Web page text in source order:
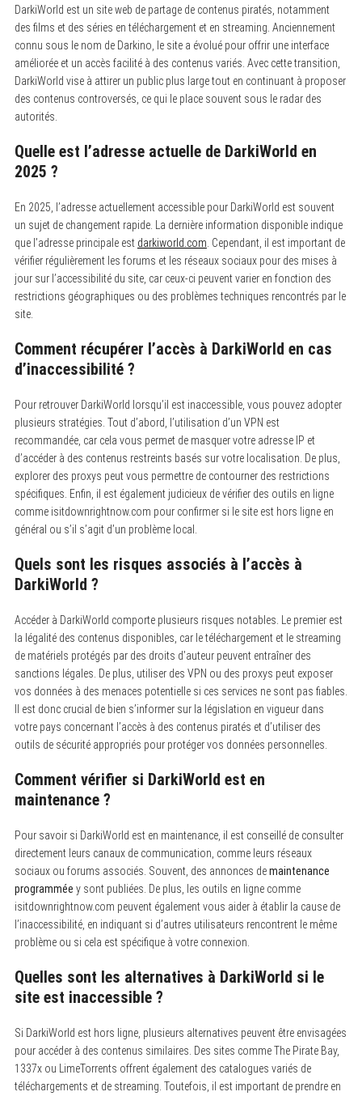
DarkiWorld est un site web de partage de contenus piratés, notamment
des films et des séries en téléchargement et en streaming. Anciennement
connu sous le nom de Darkino, le site a évolué pour offrir une interface
améliorée et un accès facilité à des contenus variés. Avec cette transition,
DarkiWorld vise à attirer un public plus large tout en continuant à proposer
des contenus controversés, ce qui le place souvent sous le radar des
autorités.
Quelle est l’adresse actuelle de DarkiWorld en
2025 ?
En 2025, l’adresse actuellement accessible pour DarkiWorld est souvent
un sujet de changement rapide. La dernière information disponible indique
que l’adresse principale est darkiworld.com . Cependant, il est important de
vérifier régulièrement les forums et les réseaux sociaux pour des mises à
jour sur l’accessibilité du site, car ceux-ci peuvent varier en fonction des
restrictions géographiques ou des problèmes techniques rencontrés par le
site.
Comment récupérer l’accès à DarkiWorld en cas
d’inaccessibilité ?
Pour retrouver DarkiWorld lorsqu’il est inaccessible, vous pouvez adopter
plusieurs stratégies. Tout d’abord, l’utilisation d’un VPN est
recommandée, car cela vous permet de masquer votre adresse IP et
d’accéder à des contenus restreints basés sur votre localisation. De plus,
explorer des proxys peut vous permettre de contourner des restrictions
spécifiques. Enfin, il est également judicieux de vérifier des outils en ligne
comme isitdownrightnow.com pour confirmer si le site est hors ligne en
général ou s’il s’agit d’un problème local.
Quels sont les risques associés à l’accès à
DarkiWorld ?
Accéder à DarkiWorld comporte plusieurs risques notables. Le premier est
la légalité des contenus disponibles, car le téléchargement et le streaming
de matériels protégés par des droits d’auteur peuvent entraîner des
sanctions légales. De plus, utiliser des VPN ou des proxys peut exposer
vos données à des menaces potentielle si ces services ne sont pas fiables.
Il est donc crucial de bien s’informer sur la législation en vigueur dans
votre pays concernant l’accès à des contenus piratés et d’utiliser des
outils de sécurité appropriés pour protéger vos données personnelles.
Comment vérifier si DarkiWorld est en
maintenance ?
Pour savoir si DarkiWorld est en maintenance, il est conseillé de consulter
directement leurs canaux de communication, comme leurs réseaux
sociaux ou forums associés. Souvent, des annonces demaintenance
programmée y sont publiées. De plus, les outils en ligne comme
isitdownrightnow.com peuvent également vous aider à établir la cause de
l’inaccessibilité, en indiquant si d’autres utilisateurs rencontrent le même
problème ou si cela est spécifique à votre connexion.
Quelles sont les alternatives à DarkiWorld si le
site est inaccessible ?
Si DarkiWorld est hors ligne, plusieurs alternatives peuvent être envisagées
pour accéder à des contenus similaires. Des sites comme The Pirate Bay,
1337x ou LimeTorrents offrent également des catalogues variés de
téléchargements et de streaming. Toutefois, il est important de prendre en